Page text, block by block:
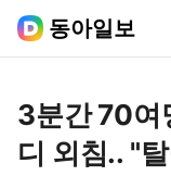
동아일보
3분간 70여
디 외침.. "